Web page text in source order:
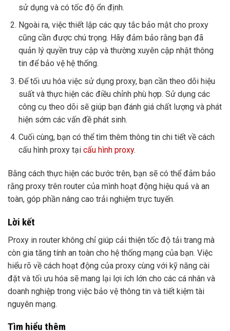
sử dụng và có tốc độ ổn định.
Ngoài ra, việc thiết lập các quy tắc bảo mật cho proxy
cũng cần được chú trọng. Hãy đảm bảo rằng bạn đã
quản lý quyền truy cập và thường xuyên cập nhật thông
tin để bảo vệ hệ thống.
Để tối ưu hóa việc sử dụng proxy, bạn cần theo dõi hiệu
suất và thực hiện các điều chỉnh phù hợp. Sử dụng các
công cụ theo dõi sẽ giúp bạn đánh giá chất lượng và phát
hiện sớm các vấn đề phát sinh.
Cuối cùng, bạn có thể tìm thêm thông tin chi tiết về cách
cấu hình proxy tại cấu hình proxy.
Bằng cách thực hiện các bước trên, bạn sẽ có thể đảm bảo
rằng proxy trên router của mình hoạt động hiệu quả và an
toàn, góp phần nâng cao trải nghiệm trực tuyến.
Lời kết
Proxy in router không chỉ giúp cải thiện tốc độ tải trang mà
còn gia tăng tính an toàn cho hệ thống mạng của bạn. Việc
hiểu rõ về cách hoạt động của proxy cùng với kỹ năng cài
đặt và tối ưu hóa sẽ mang lại lợi ích lớn cho các cá nhân và
doanh nghiệp trong việc bảo vệ thông tin và tiết kiệm tài
nguyên mạng.
Tìm hiểu thêm